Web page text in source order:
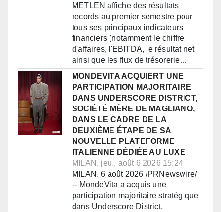
METLEN affiche des résultats
records au premier semestre pour
tous ses principaux indicateurs
financiers (notamment le chiffre
d'affaires, l'EBITDA, le résultat net
ainsi que les flux de trésorerie…
MONDEVITA ACQUIERT UNE
PARTICIPATION MAJORITAIRE
DANS UNDERSCORE DISTRICT,
SOCIÉTÉ MÈRE DE MAGLIANO,
DANS LE CADRE DE LA
DEUXIÈME ÉTAPE DE SA
NOUVELLE PLATEFORME
ITALIENNE DÉDIÉE AU LUXE
MILAN, jeu., août 6 2026 15:24
MILAN, 6 août 2026 /PRNewswire/
-- MondeVita a acquis une
participation majoritaire stratégique
dans Underscore District,